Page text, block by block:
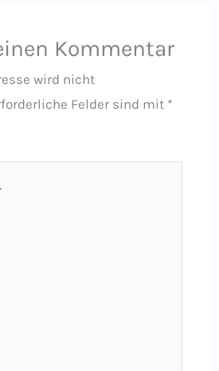
Kommentar
wird nicht
Felder sind mit *